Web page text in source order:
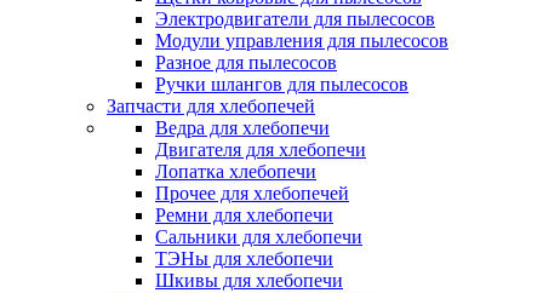
Электродвигатели для пылесосов
Модули управления для пылесосов
Разное для пылесосов
Ручки шлангов для пылесосов
Запчасти для хлебопечей
Ведра для хлебопечи
Двигателя для хлебопечи
Лопатка хлебопечи
Прочее для хлебопечей
Ремни для хлебопечи
Сальники для хлебопечи
ТЭНы для хлебопечи
Шкивы для хлебопечи